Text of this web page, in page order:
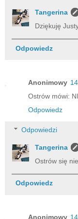
Tangerina
Dziękuję
Odpowiedz
Anonimowy
Ostrów mówi:
Odpowiedz
Odpowiedzi
Tangerina
Ostrów się
Odpowiedz
Anonimowy